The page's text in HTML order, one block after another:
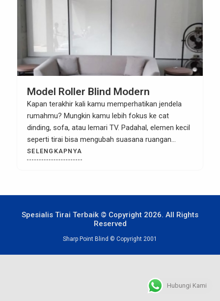
Model Roller Blind Modern
Kapan terakhir kali kamu memperhatikan jendela
rumahmu? Mungkin kamu lebih fokus ke cat
dinding, sofa, atau lemari TV. Padahal, elemen kecil
seperti tirai bisa mengubah suasana ruangan
secara drastis. Dan di antara berbagai jenis tirai,
roller blind modern jadi pilihan favorit banyak
SELENGKAPNYA
Spesialis Tirai Terbaik © Copyright 2026. All Rights
Reserved
Sharp Point Blind © Copyright 2001
Hubungi Kami